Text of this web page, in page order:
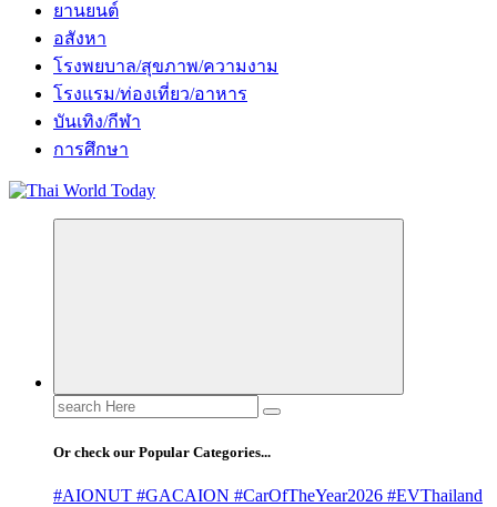
ยานยนต์
อสังหา
โรงพยบาล/สุขภาพ/ความงาม
โรงแรม/ท่องเที่ยว/อาหาร
บันเทิง/กีฬา
การศึกษา
Search
for:
Or check our Popular Categories...
#AIONUT #GACAION #CarOfTheYear2026 #EVThailand